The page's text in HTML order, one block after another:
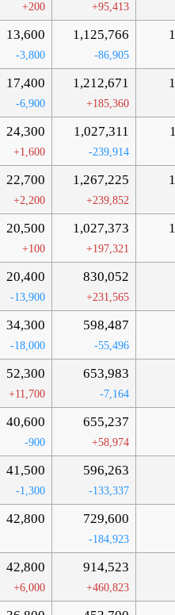
+200 +95,413
13,600
-3,800
1,125,766
-86,905
17,400
-6,900
1,212,671
+185,360
24,300
+1,600
1,027,311
-239,914
22,700
+2,200
1,267,225
+239,852
20,500
+100
1,027,373
+197,321
20,400
-13,900
830,052
+231,565
34,300
-18,000
598,487
-55,496
52,300
+11,700
653,983
-7,164
40,600
-900
655,237
+58,974
41,500
-1,300
596,263
-133,337
42,800 729,600
-184,923
42,800
+6,000
914,523
+460,823